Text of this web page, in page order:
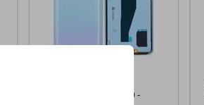
Xiaomi Redmi Note 9 -